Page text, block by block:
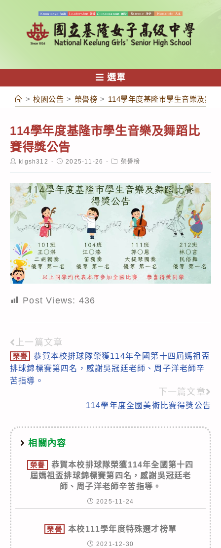
容
選單
> 校園公告 > 榮譽榜 > 114學年度基隆市學生音樂及舞
114學年度基隆市學生音樂及舞蹈比
賽得獎公告
Postklgsh312
Post2025-11-26
Post榮譽榜
Post Views: 436
Read
more
articles
上一篇文章
榮譽
恭賀本校排球隊榮獲114年全國第十四屆媽祖盃
排球錦標賽第四名，感謝吳冠廷老師、周子洋老師辛
苦指導。
下一篇文章
114學年度全國美術比賽得獎公告
相關內容
榮譽
恭賀本校排球隊榮獲114年全國第十四
屆媽祖盃排球錦標賽第四名，感謝吳冠廷老
師、周子洋老師辛苦指導。
2025-11-24
榮譽 本校111學年度特殊選才榜單
2021-12-30